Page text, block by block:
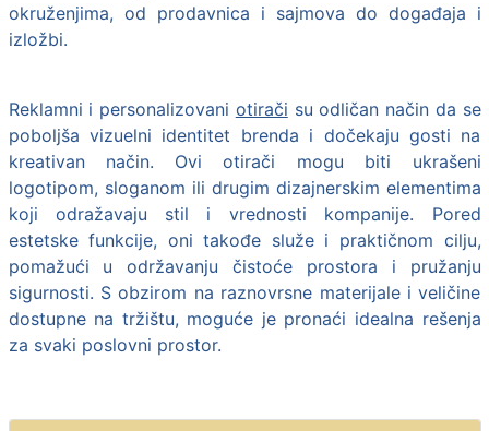
okruženjima, od prodavnica i sajmova do događaja i
izložbi.
Reklamni i personalizovani otirači su odličan način da se
poboljša vizuelni identitet brenda i dočekaju gosti na
kreativan način. Ovi otirači mogu biti ukrašeni
logotipom, sloganom ili drugim dizajnerskim elementima
koji odražavaju stil i vrednosti kompanije. Pored
estetske funkcije, oni takođe služe i praktičnom cilju,
pomažući u održavanju čistoće prostora i pružanju
sigurnosti. S obzirom na raznovrsne materijale i veličine
dostupne na tržištu, moguće je pronaći idealna rešenja
za svaki poslovni prostor.